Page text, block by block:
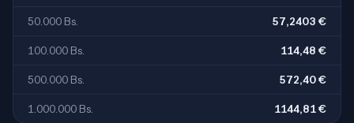
50.000 Bs. 57,2403 €
100.000 Bs. 114,48 €
500.000 Bs. 572,40 €
1.000.000 Bs. 1144,81 €